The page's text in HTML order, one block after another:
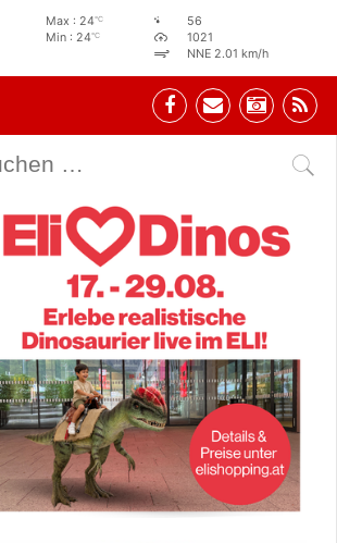
Max : 24°C
Min : 24°C
56
1021
NNE 2.01 km/h
Stehbeisl Stainach